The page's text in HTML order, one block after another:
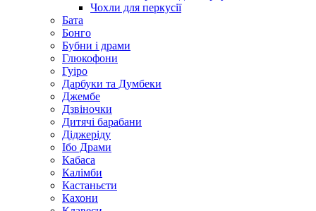
Чохли для перкусії
Бата
Бонго
Бубни і драми
Глюкофони
Гуіро
Дарбуки та Думбеки
Джембе
Дзвіночки
Дитячі барабани
Діджеріду
Ібо Драми
Кабаса
Калімби
Кастаньєти
Кахони